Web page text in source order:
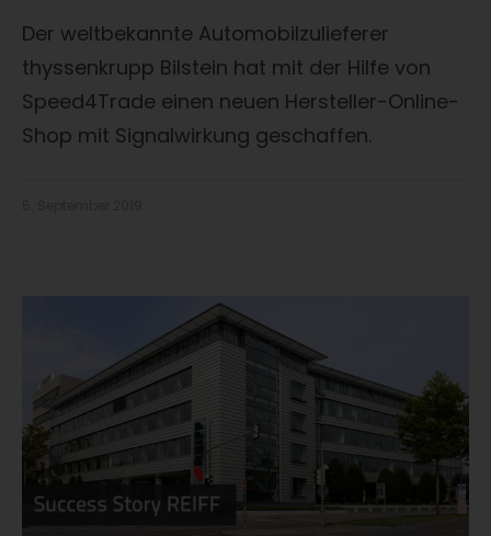
Der weltbekannte Automobilzulieferer
thyssenkrupp Bilstein hat mit der Hilfe von
Speed4Trade einen neuen Hersteller-Online-
Shop mit Signalwirkung geschaffen.